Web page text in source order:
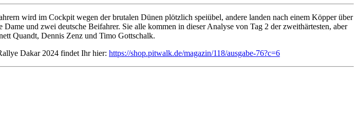
wird im Cockpit wegen der brutalen Dünen plötzlich speiübel, andere landen nach einem Köpper über
und zwei deutsche Beifahrer. Sie alle kommen in dieser Analyse von Tag 2 der zweithärtesten, aber
Quandt, Dennis Zenz und Timo Gottschalk.
Dakar 2024 findet Ihr hier: https://shop.pitwalk.de/magazin/118/ausgabe-76?c=6